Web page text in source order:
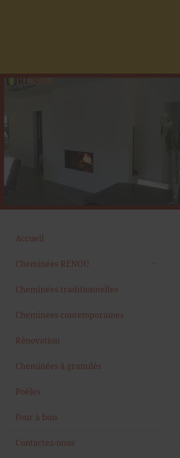
Accueil
Cheminées RENOU
Cheminées
Cheminées sur-mesure
Cheminées traditionnelles
Cheminées contemporaines
Rénovation
Cheminées à granulés
Poêles
Four à bois
Contactez-nous